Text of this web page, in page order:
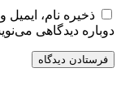
ذخیره نام،
دوباره دیدگاهی